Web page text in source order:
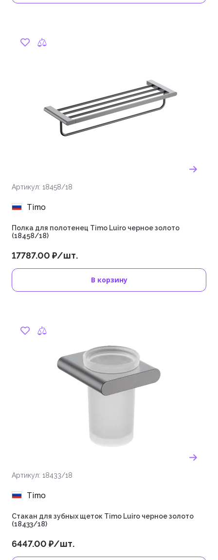
Артикул: 18458/18
Timo
Полка для полотенец Timo Luiro черное золото
(18458/18)
17787.00 ₽/шт.
В корзину
Артикул: 18433/18
Timo
Стакан для зубных щеток Timo Luiro черное золото
(18433/18)
6447.00 ₽/шт.